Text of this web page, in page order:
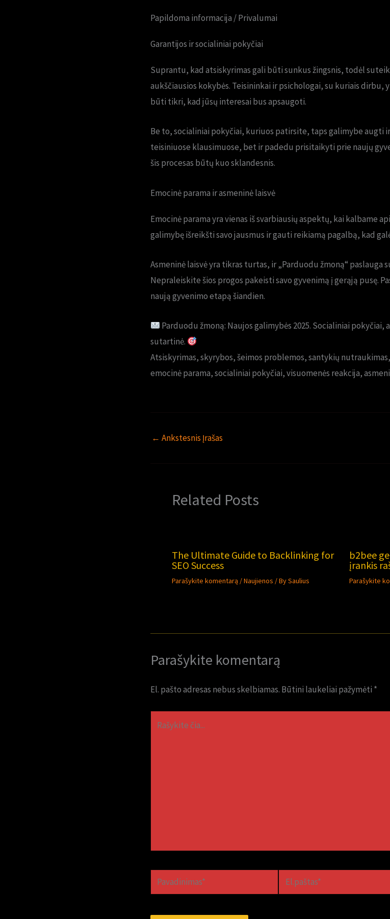
Papildoma informacija / Privalumai
Garantijos ir socialiniai pokyčiai
Suprantu, kad atsiskyrimas gali būti sunkus žingsnis, todėl
aukščiausios kokybės. Teisininkai ir psichologai, su kuriais
būti tikri, kad jūsų interesai bus apsaugoti.
Be to, socialiniai pokyčiai, kuriuos patirsite, taps galimybe augti
teisiniuose klausimuose, bet ir padedu prisitaikyti prie naujų
šis procesas būtų kuo sklandesnis.
Emocinė parama ir asmeninė laisvė
Emocinė parama yra vienas iš svarbiausių aspektų, kai kalbame
galimybę išreikšti savo jausmus ir gauti reikiamą pagalbą, kad
Asmeninė laisvė yra tikras turtas, ir „Parduodu žmoną“ paslauga
Nepraleiskite šios progos pakeisti savo gyvenimą į gerąją pusę.
naują gyvenimo etapą šiandien.
Parduodu žmoną: Naujos galimybės 2025. Socialiniai pokyčiai,
sutartinė.
Atsiskyrimas, skyrybos, šeimos problemos, santykių
emocinė parama, socialiniai pokyčiai, visuomenės reakcija,
← Ankstesnis Įrašas
Related Posts
The Ultimate Guide to Backlinking for
SEO Success
Parašykite komentarą /Naujienos / BySaulius
b2bee
įrankis
Parašykite
Parašykite komentarą
El. pašto adresas nebus skelbiamas. Būtini laukeliai pažymėti *
Pavadinimas* El.paštas*